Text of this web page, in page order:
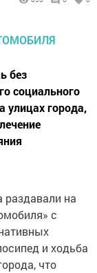
без
социального
улицах города,
раздавали на
с
и ходьба
что